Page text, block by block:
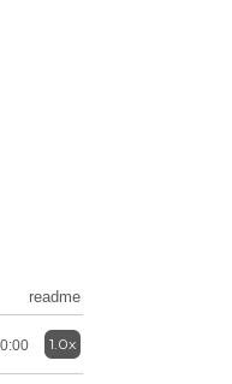
readme
0:00 1.0x